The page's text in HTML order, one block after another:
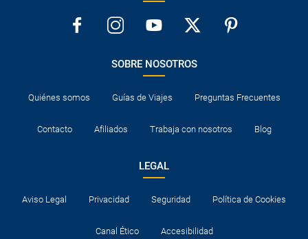
SOBRE NOSOTROS
Quiénes somos Guías de Viajes Preguntas Frecuentes
Contacto Afiliados Trabaja con nosotros Blog
LEGAL
Aviso Legal Privacidad Seguridad Política de Cookies
Canal Ético Accesibilidad